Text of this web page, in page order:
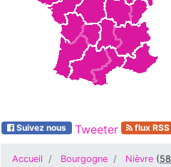
Suivez nous Tweeter flux RSS
Accueil Bourgogne Nièvre (58